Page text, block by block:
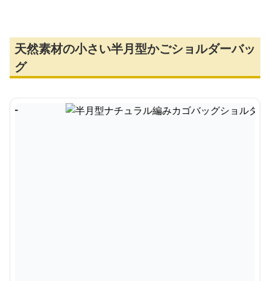
天然素材の小さい半月型かごショルダーバッ
グ